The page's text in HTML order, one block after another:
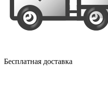
Бесплатная доставка